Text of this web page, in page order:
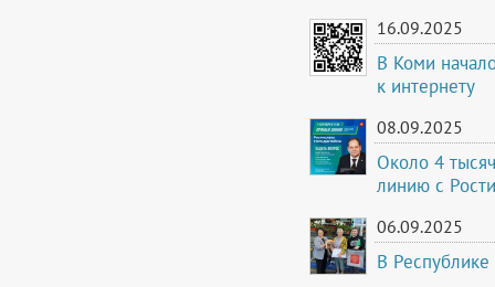
16.09.2025
В Коми
к интернету
08.09.2025
Около 4
линию с
06.09.2025
В